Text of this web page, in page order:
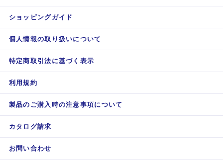
ショッピングガイド
個人情報の取り扱いについて
特定商取引法に基づく表示
利用規約
製品のご購入時の注意事項について
カタログ請求
お問い合わせ